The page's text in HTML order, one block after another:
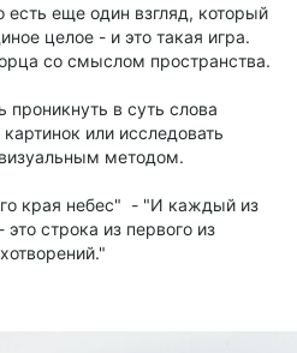
есть еще один взгляд, который
целое - и это такая игра.
со смыслом пространства.
в суть слова
или исследовать
методом.
края небес" - "И каждый из
строка из первого из